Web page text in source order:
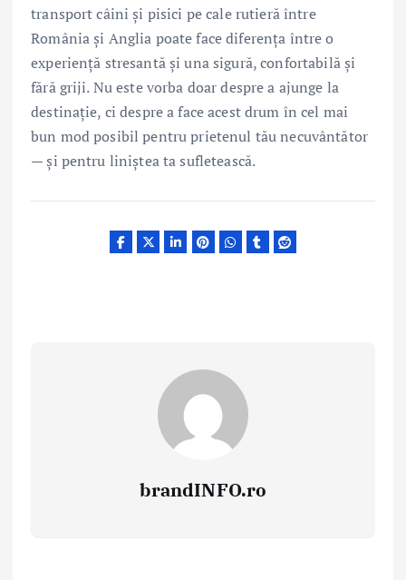
transport câini și pisici pe cale rutieră între
România și Anglia poate face diferența între o
experiență stresantă și una sigură, confortabilă și
fără griji. Nu este vorba doar despre a ajunge la
destinație, ci despre a face acest drum în cel mai
bun mod posibil pentru prietenul tău necuvântător
— și pentru liniștea ta sufletească.
brandINFO.ro